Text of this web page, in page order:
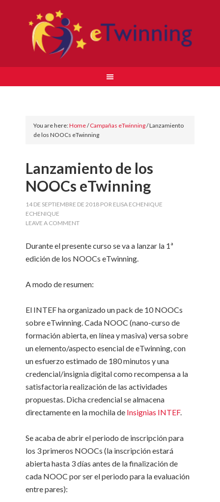
You are here:Home/Campañas eTwinning/Lanzamiento
de los NOOCs eTwinning
Lanzamiento de los
NOOCs eTwinning
14 DE SEPTIEMBRE DE 2018 POR ELISA ECHENIQUE
ECHENIQUE
LEAVE A COMMENT
Durante el presente curso se va a lanzar la 1ª
edición de los NOOCs eTwinning.
A modo de resumen:
El INTEF ha organizado un pack de 10 NOOCs
sobre eTwinning. Cada NOOC (nano-curso de
formación abierta, en línea y masiva) versa sobre
un elemento/aspecto esencial de eTwinning, con
un esfuerzo estimado de 180 minutos y una
credencial/insignia digital como recompensa a la
satisfactoria realización de las actividades
propuestas. Dicha credencial se almacena
directamente en la mochila de Insignias INTEF.
Se acaba de abrir el periodo de inscripción para
los 3 primeros NOOCs (la inscripción estará
abierta hasta 3 días antes de la finalización de
cada NOOC por ser el periodo para la evaluación
entre pares):